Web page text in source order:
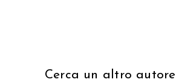
Cerca un altro autore